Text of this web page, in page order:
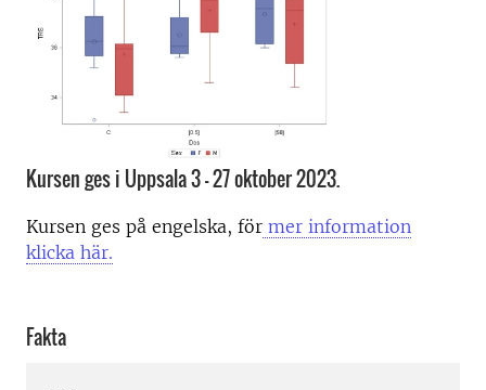
Kursen ges i Uppsala 3 - 27 oktober 2023.
Kursen ges på engelska, för mer information
klicka här.
Fakta